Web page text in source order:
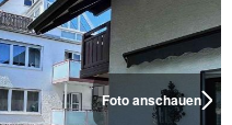
Foto anschauen